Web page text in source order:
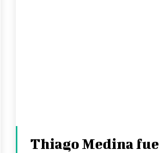
Thiago Medina fue